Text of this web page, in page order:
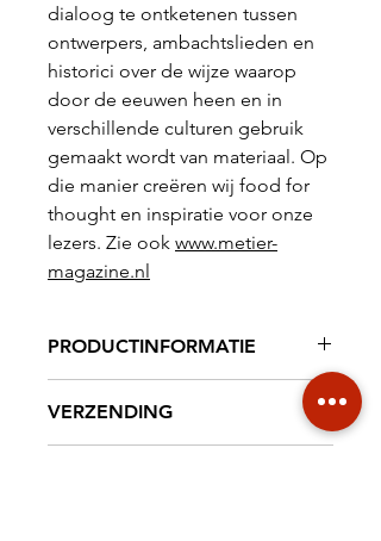
dialoog te ontketenen tussen
ontwerpers, ambachtslieden en
historici over de wijze waarop
door de eeuwen heen en in
verschillende culturen gebruik
gemaakt wordt van materiaal. Op
die manier creëren wij food for
thought en inspiratie voor onze
lezers. Zie ook www.metier-
magazine.nl
PRODUCTINFORMATIE
Tijdschrift 82 pag. 210 x 297 mm,
full colour
VERZENDING